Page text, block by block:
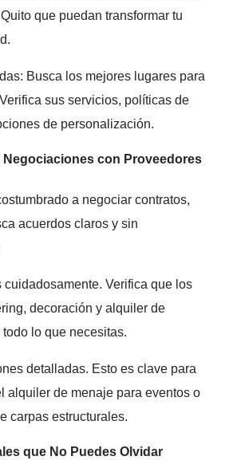
que puedan transformar tu
Busca los mejores lugares para
sus servicios, políticas de
de personalización.
Negociaciones con Proveedores
a negociar contratos,
acuerdos claros y sin
cuidadosamente. Verifica que los
decoración y alquiler de
lo que necesitas.
detalladas. Esto es clave para
alquiler de menaje para eventos o
carpas estructurales.
que No Puedes Olvidar